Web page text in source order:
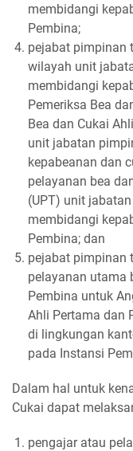
membidangi
Pembina;
pejabat pimpinan
wilayah unit
membidangi
Pemeriksa Bea
Bea dan Cukai
unit jabatan
kepabeanan dan
pelayanan bea
(UPT) unit
membidangi
Pembina; dan
pejabat pimpinan
pelayanan utama
Pembina untuk
Ahli Pertama dan
di lingkungan
pada Instansi
Dalam hal untuk
Cukai dapat
pengajar atau